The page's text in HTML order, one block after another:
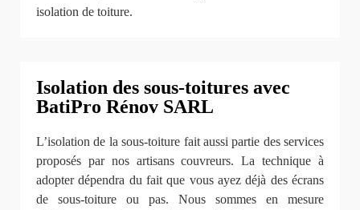
isolation de toiture.
Isolation des sous-toitures avec
BatiPro Rénov SARL
L’isolation de la sous-toiture fait aussi partie des services
proposés par nos artisans couvreurs. La technique à
adopter dépendra du fait que vous ayez déjà des écrans
de sous-toiture ou pas. Nous sommes en mesure